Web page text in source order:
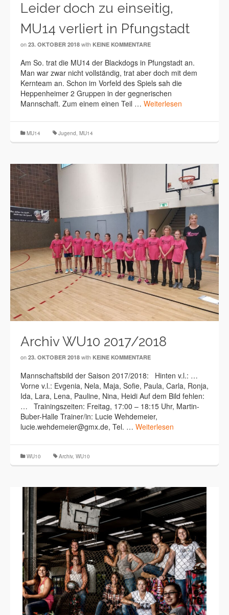
Leider doch zu einseitig,
MU14 verliert in Pfungstadt
on 23. OKTOBER 2018 with KEINE KOMMENTARE
Am So. trat die MU14 der Blackdogs in Pfungstadt an.
Man war zwar nicht vollständig, trat aber doch mit dem
Kernteam an. Schon im Vorfeld des Spiels sah die
Heppenheimer 2 Gruppen in der gegnerischen
Mannschaft. Zum einem einen Teil … Weiterlesen
MU14 Jugend, MU14
Archiv WU10 2017/2018
on 23. OKTOBER 2018 with KEINE KOMMENTARE
Mannschaftsbild der Saison 2017/2018: Hinten v.l.: …
Vorne v.l.: Evgenia, Nela, Maja, Sofie, Paula, Carla, Ronja,
Ida, Lara, Lena, Pauline, Nina, Heidi Auf dem Bild fehlen:
… Trainingszeiten: Freitag, 17:00 – 18:15 Uhr, Martin-
Buber-Halle Trainer/in: Lucie Wehdemeier,
lucie.wehdemeier@gmx.de, Tel. … Weiterlesen
WU10 Archiv, WU10